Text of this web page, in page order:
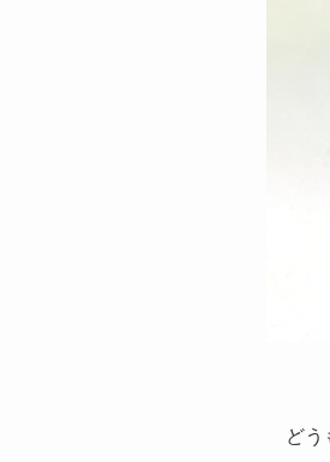
ど